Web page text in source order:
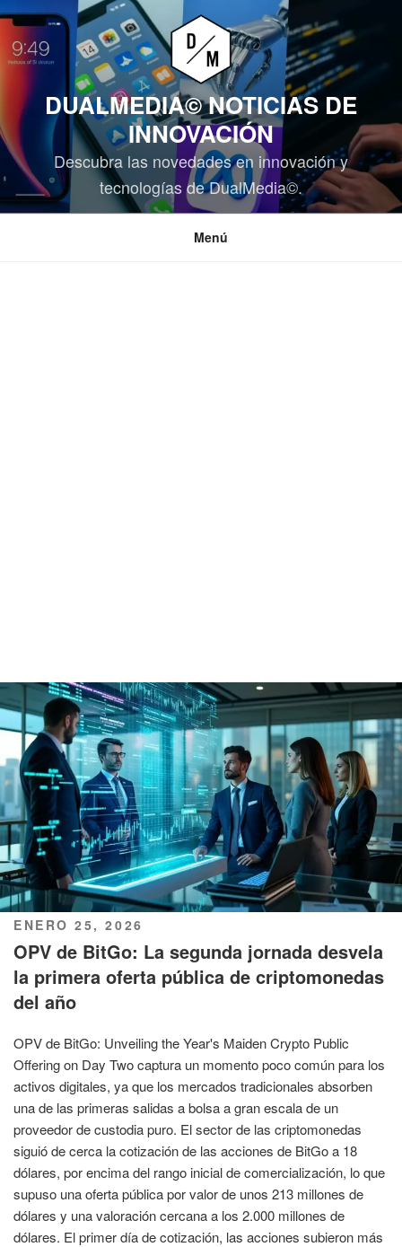
Saltar
contenido
DUALMEDIA© NOTICIAS DE
INNOVACIÓN
Descubra las novedades en innovación y
tecnologías de DualMedia©.
Menú
PUBLICADO
EL
ENERO 25, 2026
OPV de BitGo: La segunda jornada desvela
la primera oferta pública de criptomonedas
del año
OPV de BitGo: Unveiling the Year's Maiden Crypto Public
Offering on Day Two captura un momento poco común para los
activos digitales, ya que los mercados tradicionales absorben
una de las primeras salidas a bolsa a gran escala de un
proveedor de custodia puro. El sector de las criptomonedas
siguió de cerca la cotización de las acciones de BitGo a 18
dólares, por encima del rango inicial de comercialización, lo que
supuso una oferta pública por valor de unos 213 millones de
dólares y una valoración cercana a los 2.000 millones de
dólares. El primer día de cotización, las acciones subieron más